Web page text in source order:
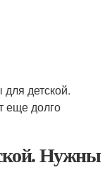
детской.
еще долго
Нужны